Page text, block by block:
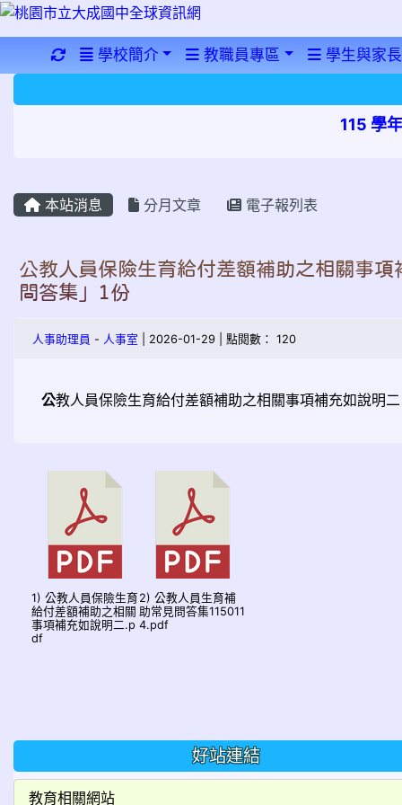
重新取得佈景設定
學校簡介 教職員專區 學生與家
115 學
本站消息 分月文章 電子報列表
公教人員保險生育給付差額補助之相關事
問答集」1份
人事助理員 - 人事室 | 2026-01-29 | 點閱數： 120
公教人員保險生育給付差額補助之相關事項補充如說明
1) 公教人員保險生育
給付差額補助之相關
事項補充如說明二.p
df
2) 公教人員生育補
助常見問答集115011
4.pdf
好站連結